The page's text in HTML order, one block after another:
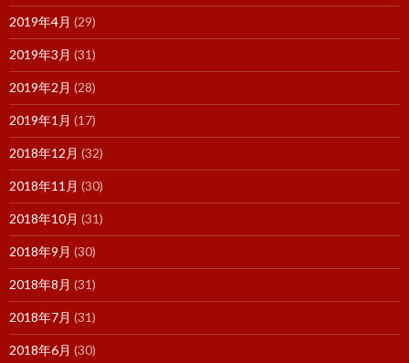
2019年4月 (29)
2019年3月 (31)
2019年2月 (28)
2019年1月 (17)
2018年12月 (32)
2018年11月 (30)
2018年10月 (31)
2018年9月 (30)
2018年8月 (31)
2018年7月 (31)
2018年6月 (30)